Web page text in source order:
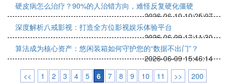
硬皮病怎么治疗？90%的人治错方向，难怪反复硬化僵硬
2026-06-10 10:25:07
深度解析八戒影视：打造全方位影视娱乐体验平台
2026-06-09 17:11:30
算法成为核心资产：悠闲装箱如何守护您的“数据不出门”？
2026-06-09 15:46:14
<<
1 2 3 4 5 6 7 8 9 10 11 >> 200